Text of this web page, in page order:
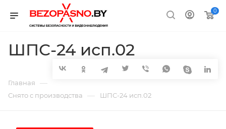
0
ШПС-24 исп.02
Главная —
Снято с производства — ШПС-24 исп.02